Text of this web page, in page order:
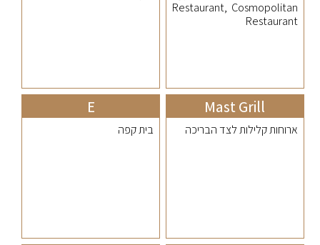
Restaurant, Cosmopolitan
Restaurant
Mast Grill
ארוחות קלילות לצד הבריכה
E
בית קפה